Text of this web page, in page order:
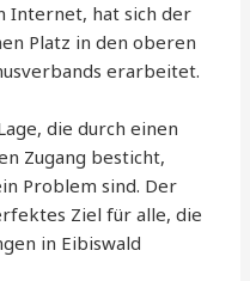
Internet, hat sich der
Platz in den oberen
erarbeitet.
die durch einen
Zugang besticht,
Problem sind. Der
Ziel für alle, die
in Eibiswald